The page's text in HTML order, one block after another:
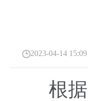
2023-04-14 15:09
根据《